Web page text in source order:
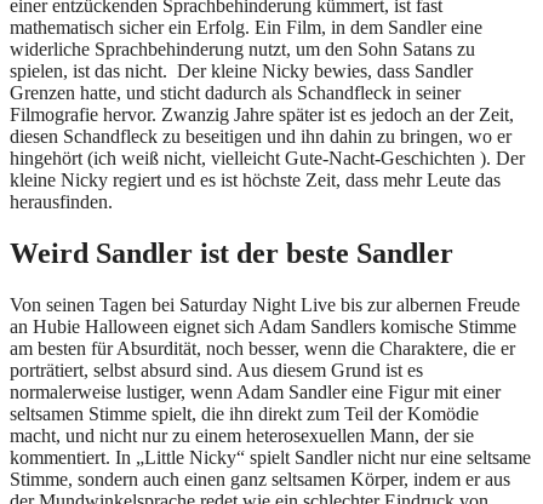
einer entzückenden Sprachbehinderung kümmert, ist fast
mathematisch sicher ein Erfolg. Ein Film, in dem Sandler eine
widerliche Sprachbehinderung nutzt, um den Sohn Satans zu
spielen, ist das nicht. Der kleine Nicky bewies, dass Sandler
Grenzen hatte, und sticht dadurch als Schandfleck in seiner
Filmografie hervor. Zwanzig Jahre später ist es jedoch an der Zeit,
diesen Schandfleck zu beseitigen und ihn dahin zu bringen, wo er
hingehört (ich weiß nicht, vielleicht Gute-Nacht-Geschichten ). Der
kleine Nicky regiert und es ist höchste Zeit, dass mehr Leute das
herausfinden.
Weird Sandler ist der beste Sandler
Von seinen Tagen bei Saturday Night Live bis zur albernen Freude
an Hubie Halloween eignet sich Adam Sandlers komische Stimme
am besten für Absurdität, noch besser, wenn die Charaktere, die er
porträtiert, selbst absurd sind. Aus diesem Grund ist es
normalerweise lustiger, wenn Adam Sandler eine Figur mit einer
seltsamen Stimme spielt, die ihn direkt zum Teil der Komödie
macht, und nicht nur zu einem heterosexuellen Mann, der sie
kommentiert. In „Little Nicky“ spielt Sandler nicht nur eine seltsame
Stimme, sondern auch einen ganz seltsamen Körper, indem er aus